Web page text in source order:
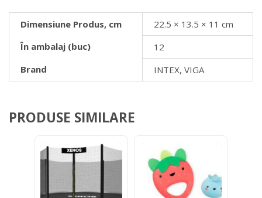
Dimensiune Produs, cm
22.5 × 13.5 × 11 cm
În ambalaj (buc)
12
Brand
INTEX, VIGA
PRODUSE SIMILARE